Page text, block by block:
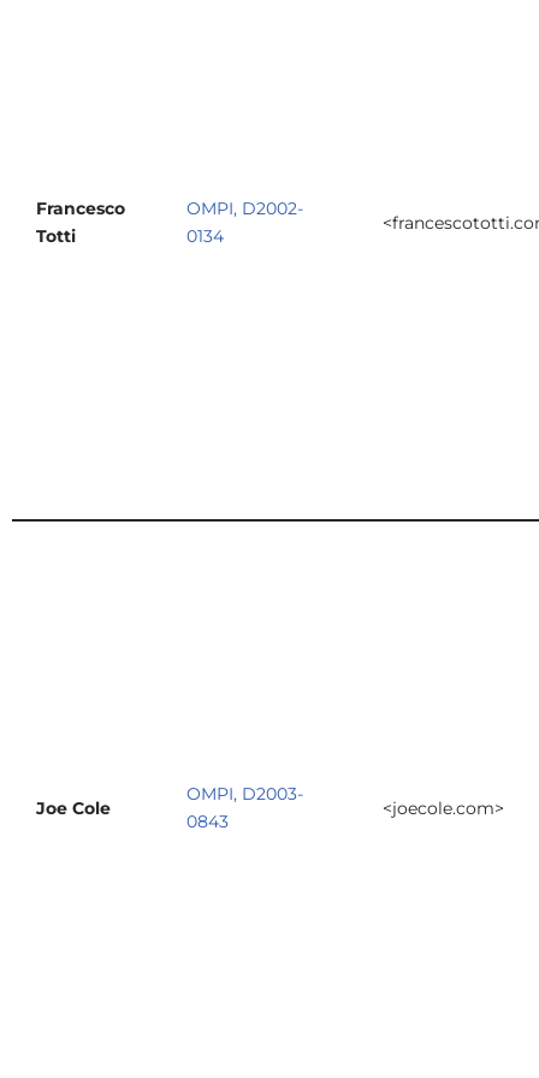
Francesco
Totti
OMPI, D2002-
0134
Joe Cole
OMPI, D2003-
0843
<joecole.com>